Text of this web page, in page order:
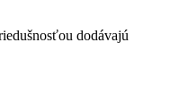
dodávajú